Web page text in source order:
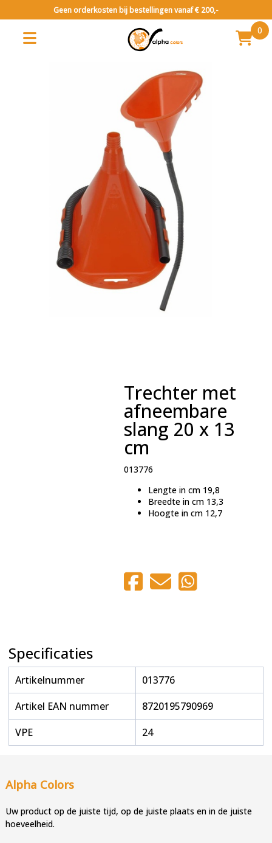
Geen orderkosten bij bestellingen vanaf € 200,-
0
Trechter met
afneembare
slang 20 x 13
cm
013776
Lengte in cm 19,8
Breedte in cm 13,3
Hoogte in cm 12,7
Specificaties
Artikelnummer
013776
Artikel EAN nummer
8720195790969
VPE
24
Alpha Colors
Uw product op de juiste tijd, op de juiste plaats en in de juiste
hoeveelheid.